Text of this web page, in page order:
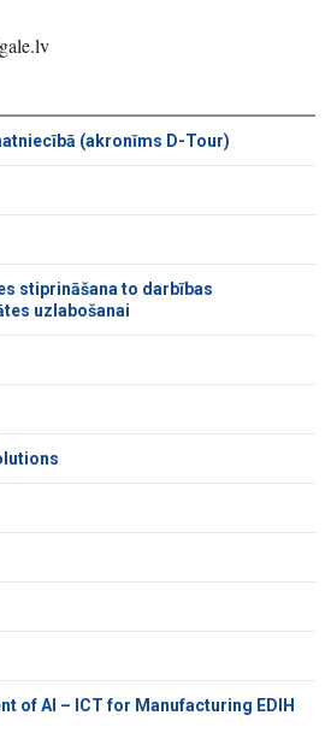
(akronīms D-Tour)
stiprināšana to darbības
uzlabošanai
of AI – ICT for Manufacturing EDIH